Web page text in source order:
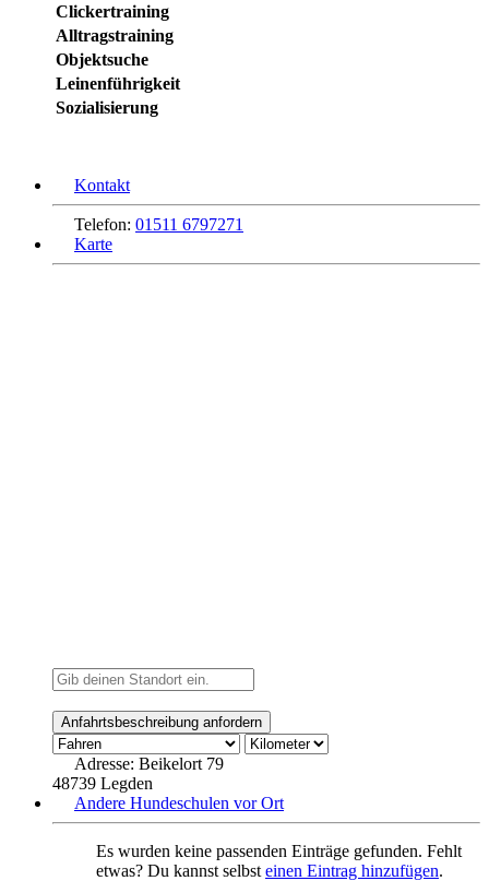
Clickertraining
Alltragstraining
Objektsuche
Leinenführigkeit
Sozialisierung
Kontakt
Telefon: 01511 6797271
Karte
Adresse: Beikelort 79
48739 Legden
Andere Hundeschulen vor Ort
Es wurden keine passenden Einträge gefunden. Fehlt
etwas? Du kannst selbst einen Eintrag hinzufügen.